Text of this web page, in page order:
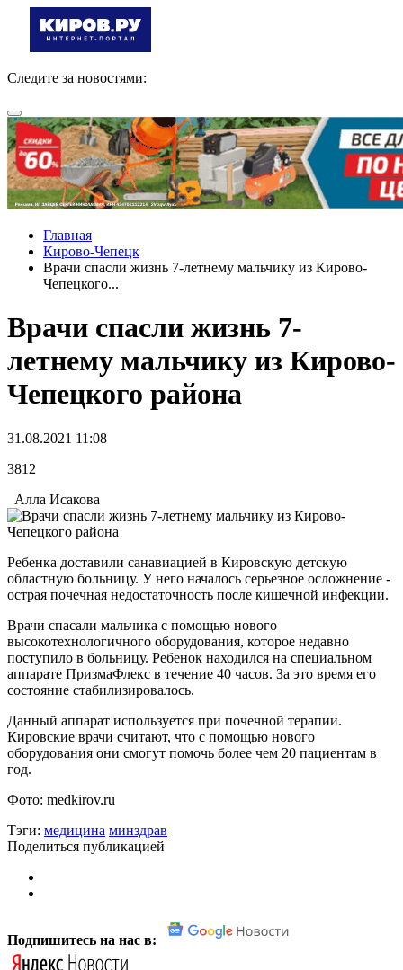
Следите за новостями:
Главная
Кирово-Чепецк
Врачи спасли жизнь 7-летнему мальчику из Кирово-
Чепецкого...
Врачи спасли жизнь 7-
летнему мальчику из Кирово-
Чепецкого района
31.08.2021 11:08
3812
Алла Исакова
Ребенка доставили санавиацией в Кировскую детскую
областную больницу. У него началось серьезное осложнение -
острая почечная недостаточность после кишечной инфекции.
Врачи спасали мальчика с помощью нового
высокотехнологичного оборудования, которое недавно
поступило в больницу. Ребенок находился на специальном
аппарате ПризмаФлекс в течение 40 часов. За это время его
состояние стабилизировалось.
Данный аппарат используется при почечной терапии.
Кировские врачи считают, что с помощью нового
оборудования они смогут помочь более чем 20 пациентам в
год.
Фото: medkirov.ru
Тэги: медицина минздрав
Поделиться публикацией
Подпишитесь на нас в: